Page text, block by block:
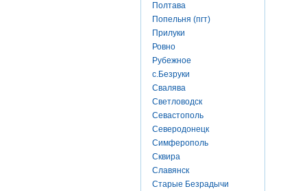
Полтава
Попельня (пгт)
Прилуки
Ровно
Рубежное
с.Безруки
Свалява
Светловодск
Севастополь
Северодонецк
Симферополь
Сквира
Славянск
Старые Безрадычи